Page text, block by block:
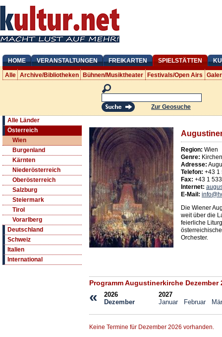
HOME VERANSTALTUNGEN FREIKARTEN SPIELSTÄTTEN
Alle Archive/Bibliotheken Bühnen/Musiktheater Festivals/Open Airs
Zur Geosuche
Alle Länder
Österreich
Wien
Burgenland
Kärnten
Niederösterreich
Oberösterreich
Salzburg
Steiermark
Tirol
Vorarlberg
Deutschland
Schweiz
Italien
International
Region: Wien
Genre: Kirchen
Adresse:
Telefon: +43 1
Fax: +43 1
Internet:
E-Mail:
Die Wiener
weit über die
feierliche
Orchester.
Programm Augustinerkirche Dezember
«
2026
Dezember
2027
Januar
Februar
Keine Termine für Dezember 2026 vorhanden.